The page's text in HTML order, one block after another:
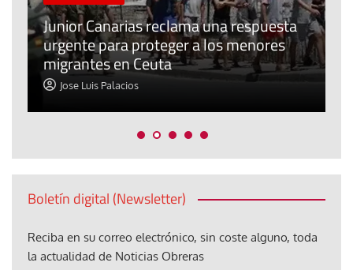
Junior Canarias reclama una respuesta
urgente para proteger a los menores
migrantes en Ceuta
Jose Luis Palacios
Boletín digital (Newsletter)
Reciba en su correo electrónico, sin coste alguno, toda
la actualidad de Noticias Obreras